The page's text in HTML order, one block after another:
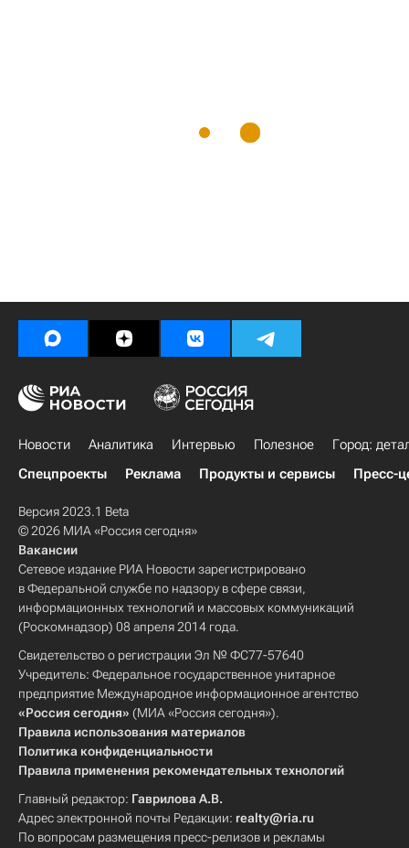
Новости Аналитика Интервью Полезное
Город:
Спецпроекты
Реклама Продукты и сервисы Пресс-
Версия 2023.1 Beta
© 2026 МИА «Россия сегодня»
Вакансии
Сетевое издание РИА Новости зарегистрировано
в Федеральной службе по надзору в сфере связи,
информационных технологий и массовых коммуникаций
(Роскомнадзор) 08 апреля 2014 года.
Свидетельство о регистрации Эл № ФС77-57640
Учредитель: Федеральное государственное унитарное
предприятие Международное информационное агентство
«Россия сегодня» (МИА «Россия сегодня»).
Правила использования материалов
Политика конфиденциальности
Правила применения рекомендательных технологий
Главный редактор: Гаврилова А.В.
Адрес электронной почты Редакции: realty@ria.ru
По вопросам размещения пресс-релизов и рекламы